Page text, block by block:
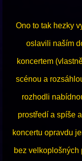
Ono to tak hezky
oslavili naším
koncertem
scénou a
rozhodli
prostředí a spíše
koncertu opravdu
bez velkoplošných